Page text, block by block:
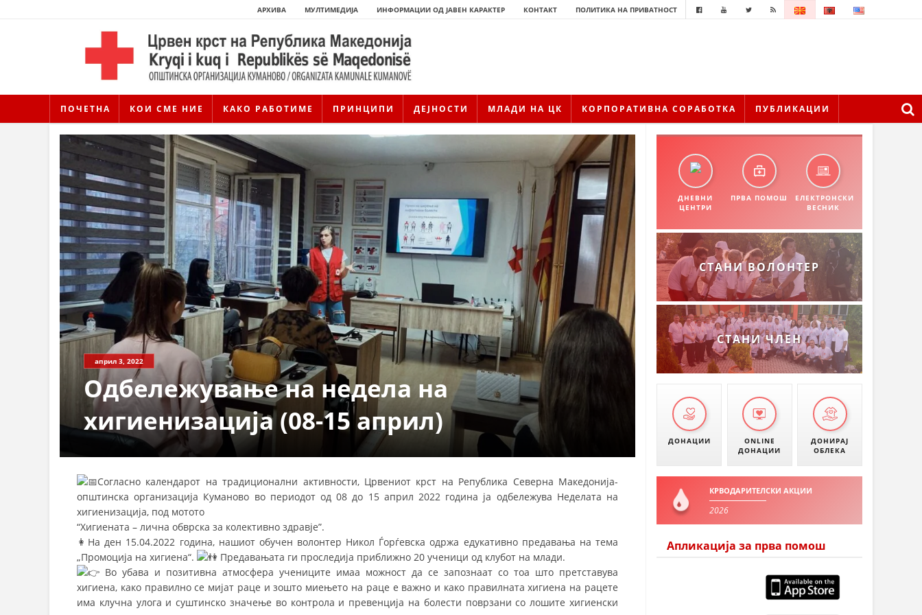
АРХИВА МУЛТИМЕДИЈА ИНФОРМАЦИИ ОД ЈАВЕН КАРАКТЕР КОНТАКТ ПОЛИТИКА НА ПРИВАТНОСТ
ПОЧЕТНА КОИ СМЕ НИЕ КАКО РАБОТИМЕ ПРИНЦИПИ ДЕЈНОСТИ МЛАДИ НА ЦК КОРПОРАТИВНА СОРАБОТКА ПУБЛИКАЦИИ
ИСТОРИЈАТ НА ЦКРМ
ИСТОРИЈАТ НА ДВИЖЕЊЕТО
СТРУКТУРА И ОРГАНИЗАЦИОНА ПОСТАВЕНОСТ – ОПШТИНСКА ОРГАНИЗАЦИЈА КУМАНОВО
КОНТАКТ ИНФОРМАЦИИ
ЗАКОН ЗА ЦКРМ
СТАТУТ НА ЦКРМ
ОРГАНИЗАЦИЈА И РАЗВОЈ
СОБРАНИЕ
СТРУКТУРА И ОРГАНИЗАЦИОНА ПОСТАВЕНОСТ
ДИСЕМИНАЦИЈА
април 3, 2022
Одбележување на недела на
хигиенизација (08-15 април)
Согласно календарот на традиционални активности, Црвениот крст на Република Северна Македонија-
општинска организација Куманово во периодот од 08 до 15 април 2022 година ja одбележува Неделата на
хигиенизација, под мотото
“Хигиената – лична обврска за колективно здравје”.
👩‍ На ден 15.04.2022 година, нашиот обучен волонтер Никол Ѓорѓевска одржа едукативно предавања на тема
„Промоција на хигиена“.
Предавањата ги проследија приближно 20 ученици од клубот на млади.
Во убава и позитивна атмосфера учениците имаа можност да се запознаат со тоа што претставува
хигиена, како правилно се мијат раце и зошто миењето на раце е важно и како правилната хигиена на рацете
има клучна улога и суштинско значење во контрола и превенција на болести поврзани со лошите хигиенски
ДНЕВНИ
ЦЕНТРИ
ПРВА ПОМОШ
ЕЛЕКТРОНСКИ
ВЕСНИК
СТАНИ ВОЛОНТЕР
СТАНИ ЧЛЕН
ДОНАЦИИ
ONLINE
ДОНАЦИИ
ДОНИРАЈ
ОБЛЕКА
КРВОДАРИТЕЛСКИ АКЦИИ
2026
Апликација за прва помош